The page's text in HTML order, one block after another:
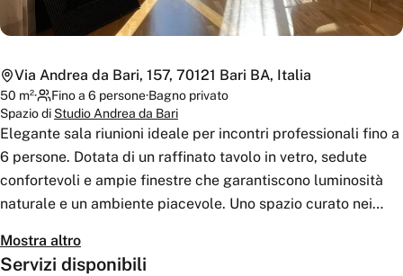
Via Andrea da Bari, 157, 70121 Bari BA, Italia
50 m²· Fino a 6 persone·Bagno privato
Spazio di Studio Andrea da Bari
Elegante sala riunioni ideale per incontri professionali fino a
6 persone. Dotata di un raffinato tavolo in vetro, sedute
confortevoli e ampie finestre che garantiscono luminosità
naturale e un ambiente piacevole. Uno spazio curato nei
contesto riservato, moderno e accogliente.
Mostra altro
Servizi disponibili